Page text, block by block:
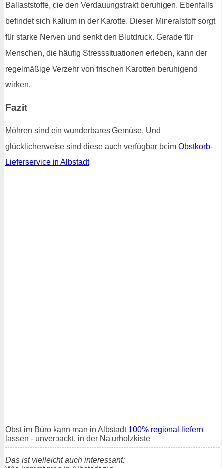
Ballaststoffe, die den Verdauungstrakt beruhigen. Ebenfalls
befindet sich Kalium in der Karotte. Dieser Mineralstoff sorgt
für starke Nerven und senkt den Blutdruck. Gerade für
Menschen, die häufig Stresssituationen erleben, kann der
regelmäßige Verzehr von frischen Karotten beruhigend
wirken.
Fazit
Möhren sind ein wunderbares Gemüse. Und
glücklicherweise sind diese auch verfügbar beim Obstkorb-
Lieferservice in Albstadt
Obst im Büro kann man in Albstadt 100% regional liefern
lassen - unverpackt, in der Naturholzkiste
Das ist vielleicht auch interessant: